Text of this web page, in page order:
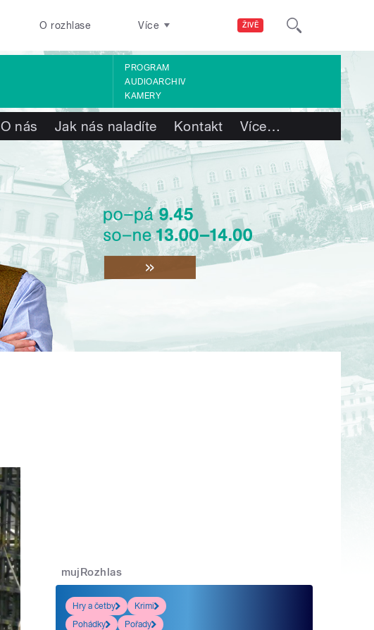
ŽIVĚ
O rozhlase Více
PROGRAM
AUDIOARCHIV
KAMERY
O nás Jak nás naladíte Kontakt Více…
mujRozhlas
Hry a četby
Krimi
Pohádky
Pořady